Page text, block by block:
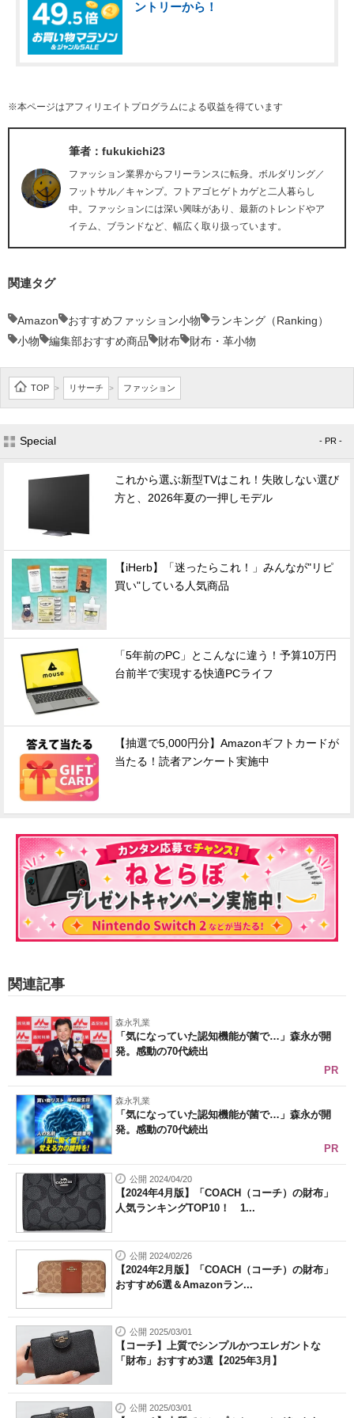
ントリーから！
※本ページはアフィリエイトプログラムによる収益を得ています
筆者：fukukichi23
ファッション業界からフリーランスに転身。ボルダリング／
フットサル／キャンプ。フトアゴヒゲトカゲと二人暮らし
中。ファッションには深い興味があり、最新のトレンドやア
イテム、ブランドなど、幅広く取り扱っています。
関連タグ
Amazon おすすめファッション小物
ランキング（Ranking）
小物
編集部おすすめ商品 財布 財布・革小物
TOP > リサーチ > ファッション
Special - PR -
これから選ぶ新型TVはこれ！失敗しない選び
方と、2026年夏の一押しモデル
【iHerb】「迷ったらこれ！」みんなが"リピ
買い"している人気商品
「5年前のPC」とこんなに違う！予算10万円
台前半で実現する快適PCライフ
【抽選で5,000円分】Amazonギフトカードが
当たる！読者アンケート実施中
関連記事
森永乳業
「気になっていた認知機能が菌で…」森永が開
発。感動の70代続出
PR
森永乳業
「気になっていた認知機能が菌で…」森永が開
発。感動の70代続出
PR
公開 2024/04/20
【2024年4月版】「COACH（コーチ）の財布」
人気ランキングTOP10！ 1...
公開 2024/02/26
【2024年2月版】「COACH（コーチ）の財布」
おすすめ6選＆Amazonラン...
公開 2025/03/01
【コーチ】上質でシンプルかつエレガントな
「財布」おすすめ3選【2025年3月】
公開 2025/03/01